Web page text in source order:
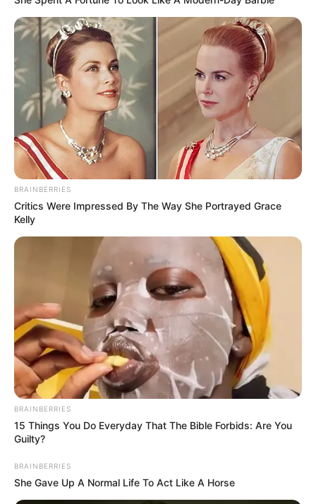
pt.aliexpress.com
Agulhão – O agulhão serve para fazer furos em
materiais mais firmes, como em couro e alguns
papéis de maior gramatura.
BRAINBERRIES
Critics Were Impressed By The Way She Portrayed Grace
Kelly
BRAINBERRIES
15 Things You Do Everyday That The Bible Forbids: Are You
Guilty?
BRAINBERRIES
She Gave Up A Normal Life To Act Like A Horse